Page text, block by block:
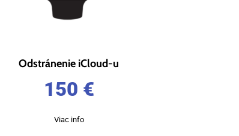
Odstránenie iCloud-u
150 €
Viac info